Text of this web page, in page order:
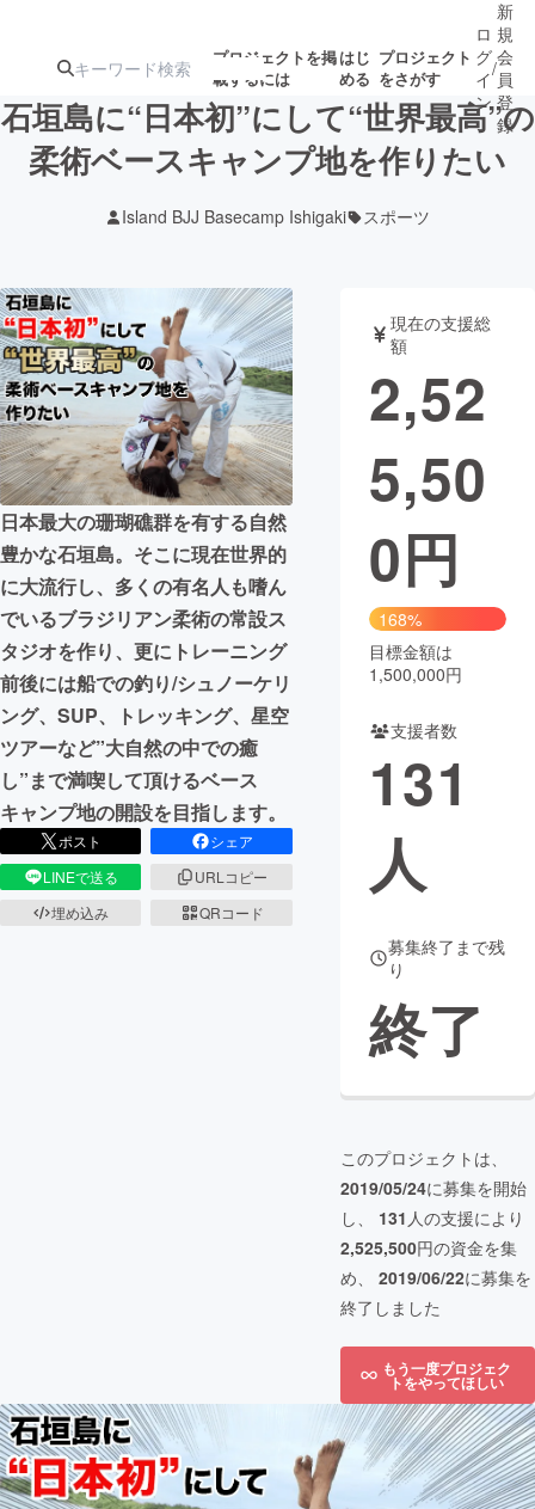
プロジェクトを掲
載するには
はじ
める
プロジェクト
をさがす
ターン
ジェクト
ロジェクト
アート・写真 音楽
テクノロジー・ガジェット ゲーム・サ
映像・映画
ビジネス・起業
まちづくり・地域活性化
CAMPFIRE for Social Good
CAMPFIRE Creation
CAMPFIREふるさと納税machi-ya コミュニティ
ロ
グ
イ
ン
/
新
規
会
員
登
録
石垣島に“日本初”にして“世界最高”の
柔術ベースキャンプ地を作りたい
Island BJJ Basecamp Ishigaki スポーツ
日本最大の珊瑚礁群を有する自然
豊かな石垣島。そこに現在世界的
に大流行し、多くの有名人も嗜ん
でいるブラジリアン柔術の常設ス
タジオを作り、更にトレーニング
前後には船での釣り/シュノーケリ
ング、SUP、トレッキング、星空
ツアーなど”大自然の中での癒
し”まで満喫して頂けるベース
キャンプ地の開設を目指します。
ポスト
シェア
LINEで送る
URLコピー
埋め込み
QRコード
現在の支援総
額
2,52
5,50
0円
168%
目標金額は
1,500,000円
支援者数
131
人
募集終了まで残
り
終了
このプロジェクトは、
2019/05/24に募集を開始
し、 131 人の支援により
2,525,500円の資金を集
め、 2019/06/22に募集を
終了しました
もう一度プロジェク
トをやってほしい